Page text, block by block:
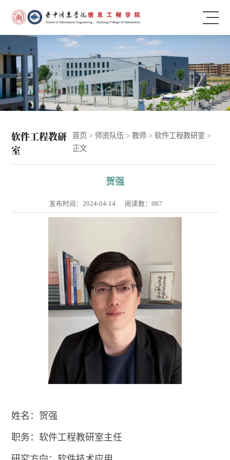
软件工程教研
室
首页 > 师资队伍 >教师 >软件工程教研室 >
正文
贺强
发布时间：2024-04-14 阅读数： 987
姓名：贺强
职务：软件工程教研室主任